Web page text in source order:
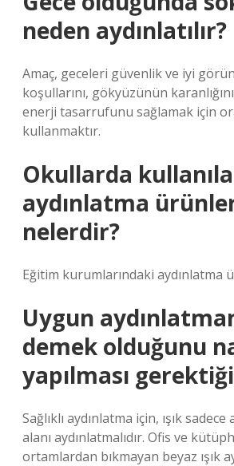
neden aydınlatılır?
Amaç, geceleri güvenlik ve iyi
koşullarını, gökyüzünün
enerji tasarrufunu sağlamak için
kullanmaktır.
Okullarda
aydınlatma
nelerdir?
Eğitim kurumlarındaki aydınlatma
Uygun
demek olduğunu
yapılması
Sağlıklı aydınlatma için, ışık sadece
alanı aydınlatmalıdır. Ofis ve
ortamlardan bıkmayan beyaz ışık